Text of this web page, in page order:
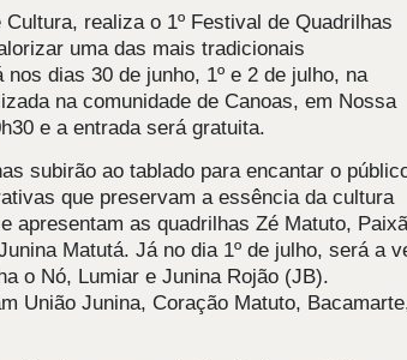
realiza o 1º Festival de Quadrilhas
uma das mais tradicionais
dias 30 de junho, 1º e 2 de julho, na
na comunidade de Canoas, em Nossa
e a entrada será gratuita.
subirão ao tablado para encantar o
que preservam a essência da cultura
apresentam as quadrilhas Zé Matuto,
Matutá. Já no dia 1º de julho, será a
o Nó, Lumiar e Junina Rojão (JB).
União Junina, Coração Matuto,